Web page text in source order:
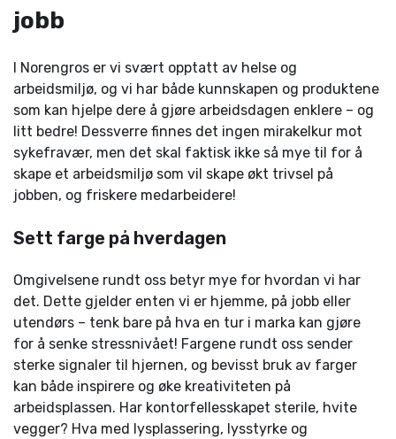
jobb
I Norengros er vi svært opptatt av helse og
arbeidsmiljø, og vi har både kunnskapen og produktene
som kan hjelpe dere å gjøre arbeidsdagen enklere – og
litt bedre! Dessverre finnes det ingen mirakelkur mot
sykefravær, men det skal faktisk ikke så mye til for å
skape et arbeidsmiljø som vil skape økt trivsel på
jobben, og friskere medarbeidere!
Sett farge på hverdagen
Omgivelsene rundt oss betyr mye for hvordan vi har
det. Dette gjelder enten vi er hjemme, på jobb eller
utendørs – tenk bare på hva en tur i marka kan gjøre
for å senke stressnivået! Fargene rundt oss sender
sterke signaler til hjernen, og bevisst bruk av farger
kan både inspirere og øke kreativiteten på
arbeidsplassen. Har kontorfellesskapet sterile, hvite
vegger? Hva med lysplassering, lysstyrke og